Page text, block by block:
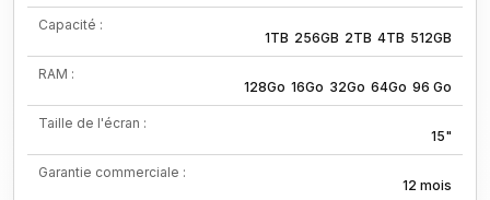
Capacité :
1TB 256GB 2TB 4TB 512GB
RAM :
128Go 16Go 32Go 64Go 96 Go
Taille de l'écran :
15"
Garantie commerciale :
12 mois